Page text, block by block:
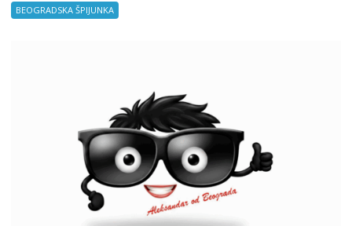
BEOGRADSKA ŠPIJUNKA